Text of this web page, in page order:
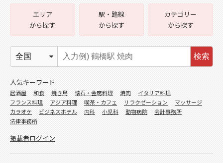
エリア
から探す
駅・路線
から探す
カテゴリー
から探す
検索
人気キーワード
居酒屋 和食 焼き鳥 懐石・会席料理 焼肉
イタリア料理
フランス料理
アジア料理 喫茶・カフェ リラクゼーション
マッサージ
カラオケ
ビジネスホテル 内科 小児科 動物病院
会計事務所
法律事務所
掲載者ログイン